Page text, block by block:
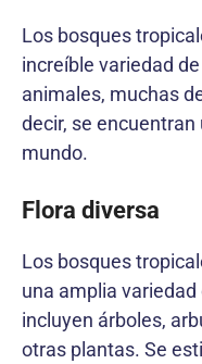
Los bosques
increíble variedad
animales, muchas
decir, se
mundo.
Flora diversa
Los bosques
una amplia
incluyen árboles,
otras plantas. Se